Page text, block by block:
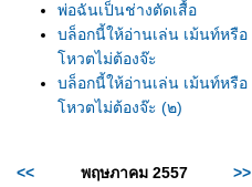
พ่อฉันเป็นช่างตัดเสื้อ
บล็อกนี้ให้อ่านเล่น เม้นท์หรือ
หวตไม่ต้องจ๊ะ
บล็อกนี้ให้อ่านเล่น เม้นท์หรือ
หวตไม่ต้องจ๊ะ (๒)
<< พฤษภาคม 2557
>>